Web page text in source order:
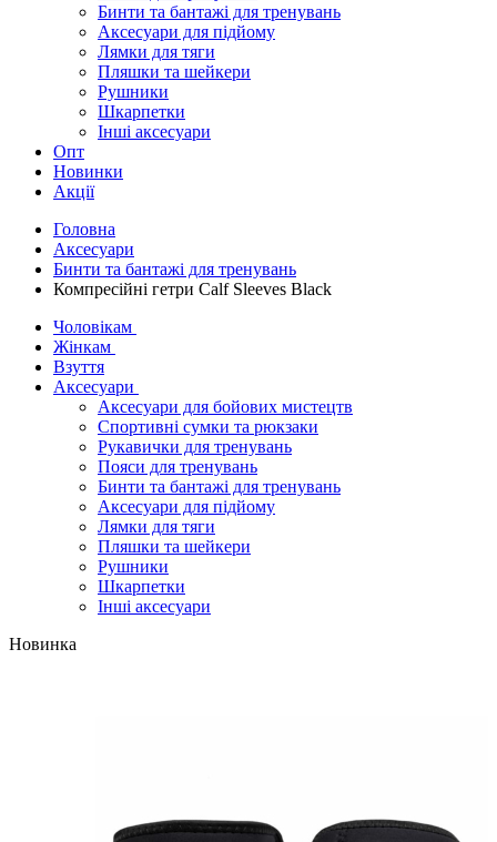
Бинти та бантажі для тренувань
Аксесуари для підйому
Лямки для тяги
Пляшки та шейкери
Рушники
Шкарпетки
Інші аксесуари
Опт
Новинки
Акції
Головна
Аксесуари
Бинти та бантажі для тренувань
Компресійні гетри Calf Sleeves Black
Чоловікам
Жінкам
Взуття
Аксесуари
Аксесуари для бойових мистецтв
Спортивні сумки та рюкзаки
Рукавички для тренувань
Пояси для тренувань
Бинти та бантажі для тренувань
Аксесуари для підйому
Лямки для тяги
Пляшки та шейкери
Рушники
Шкарпетки
Інші аксесуари
Новинка